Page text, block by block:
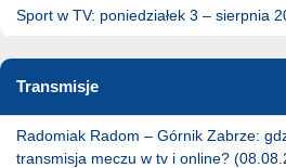
Sport w TV: poniedziałek 3 – sierpnia
Transmisje
Radomiak Radom – Górnik Zabrze:
transmisja meczu w tv i online?